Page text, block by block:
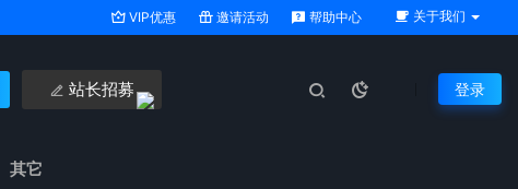
VIP优惠 邀请活动 帮助中心 关于我们
站长招募 登录
其它